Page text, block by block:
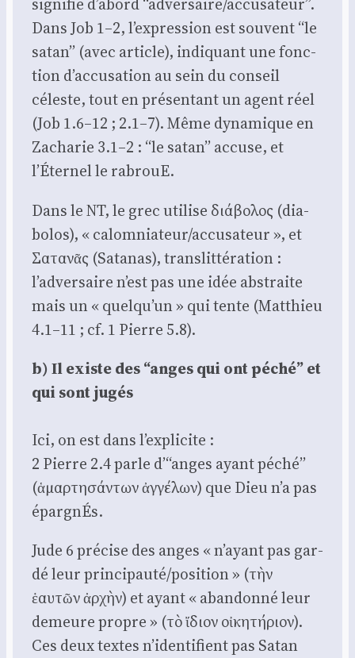
signi­fie d’abord “adversaire/accusateur”.
Dans Job 1–2, l’expression est sou­vent “le
satan” (avec article), indi­quant une fonc­
tion d’accusation au sein du conseil
céleste, tout en pré­sen­tant un agent réel
(Job 1.6–12 ; 2.1–7). Même dyna­mique en
Zacha­rie 3.1–2 : “le satan” accuse, et
l’Éternel le rabrouE.
Dans le NT, le grec uti­lise διάβολος (dia­
bo­los), « calomniateur/accusateur », et
Σατανᾶς (Sata­nas), trans­lit­té­ra­tion :
l’adversaire n’est pas une idée abs­traite
mais un « quelqu’un » qui tente (Mat­thieu
4.1–11 ; cf. 1 Pierre 5.8).
b) Il existe des “anges qui ont péché” et
qui sont jugés
Ici, on est dans l’explicite :
2 Pierre 2.4 parle d’“anges ayant péché”
(ἁμαρτησάντων ἀγγέλων) que Dieu n’a pas
épar­gnÉs.
Jude 6 pré­cise des anges « n’ayant pas gar­
dé leur principauté/position » (τὴν
ἑαυτῶν ἀρχὴν) et ayant « aban­don­né leur
demeure propre » (τὸ ἴδιον οἰκητήριον).
Ces deux textes n’identifient pas Satan